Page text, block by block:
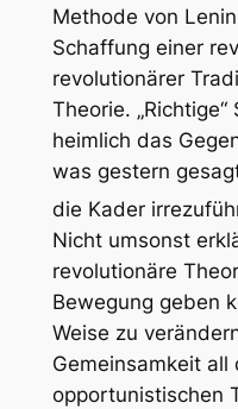
Methode von
Schaffung einer
revolutionärer
Theorie.
heimlich das
was gestern
die Kader
Nicht umsonst
revolutionäre
Bewegung geben
Weise zu
Gemeinsamkeit all
opportunistischen